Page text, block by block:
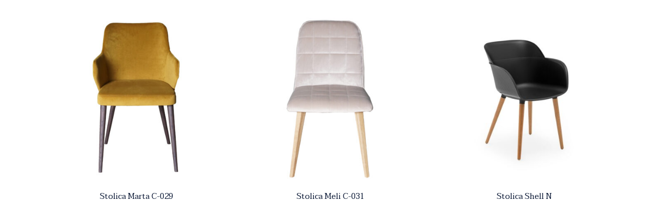
Stolica Marta C-029 Stolica Meli C-031 Stolica Shell N